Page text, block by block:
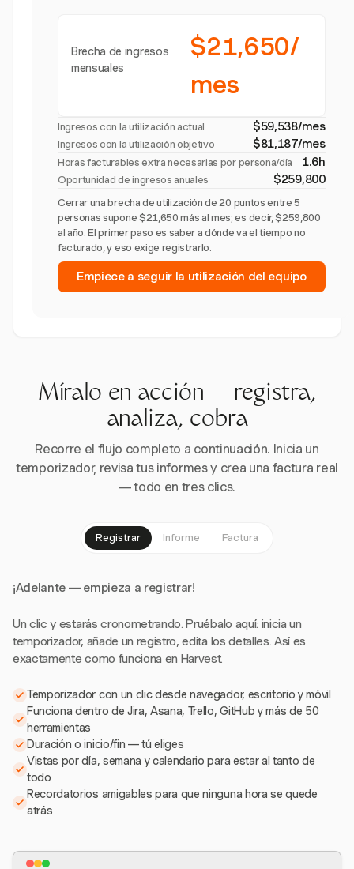
Brecha de ingresos
mensuales
$21,650/
mes
Ingresos con la utilización actual $59,538/mes
Ingresos con la utilización objetivo $81,187/mes
Horas facturables extra necesarias por persona/día 1.6h
Oportunidad de ingresos anuales $259,800
Cerrar una brecha de utilización de 20 puntos entre 5
personas supone $21,650 más al mes; es decir, $259,800
al año. El primer paso es saber a dónde va el tiempo no
facturado, y eso exige registrarlo.
Empiece a seguir la utilización del equipo
Míralo en acción — registra,
analiza, cobra
Recorre el flujo completo a continuación. Inicia un
temporizador, revisa tus informes y crea una factura real
— todo en tres clics.
Registrar Informe Factura
¡Adelante — empieza a registrar!
Un clic y estarás cronometrando. Pruébalo aquí: inicia un
temporizador, añade un registro, edita los detalles. Así es
exactamente como funciona en Harvest.
Temporizador con un clic desde navegador, escritorio y móvil
Funciona dentro de Jira, Asana, Trello, GitHub y más de 50
herramientas
Duración o inicio/fin — tú eliges
Vistas por día, semana y calendario para estar al tanto de
todo
Recordatorios amigables para que ninguna hora se quede
atrás